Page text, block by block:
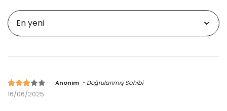
Derecelendirilmiş
Anonim - Doğrulanmış Sahibi
16/06/2025